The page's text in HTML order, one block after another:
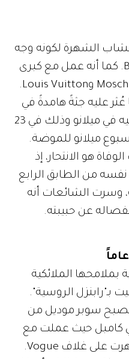
الشهرة لكونه وجه
دار الأزياء البريطاني Burberry. كما أنه عمل مع كبرى
دور الأزياء مثل Versace وMoschino وLouis Vuitton.
عُثر عليه جثةً هامدةً في
باحة البناء الذي كان يسكن فيه في ميلانو وذلك في 23
بدء أسبوع ميلانو للموضة.
هو الانتحار، إذ
نفسه من الطابق الرابع
وسرت الشائعات أنه
عن حبيبته.
الملائكية
بـ"رابنزل الروسية".
سوبر موديل من
كامبل حيث عملت مع
Vera Wang وNina Ricci وظهرت على غلاف Vogue.